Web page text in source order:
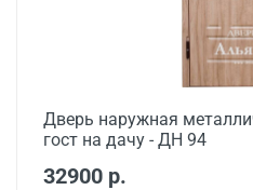
Дверь наружная
гост на дачу - ДН 94
32900 р.